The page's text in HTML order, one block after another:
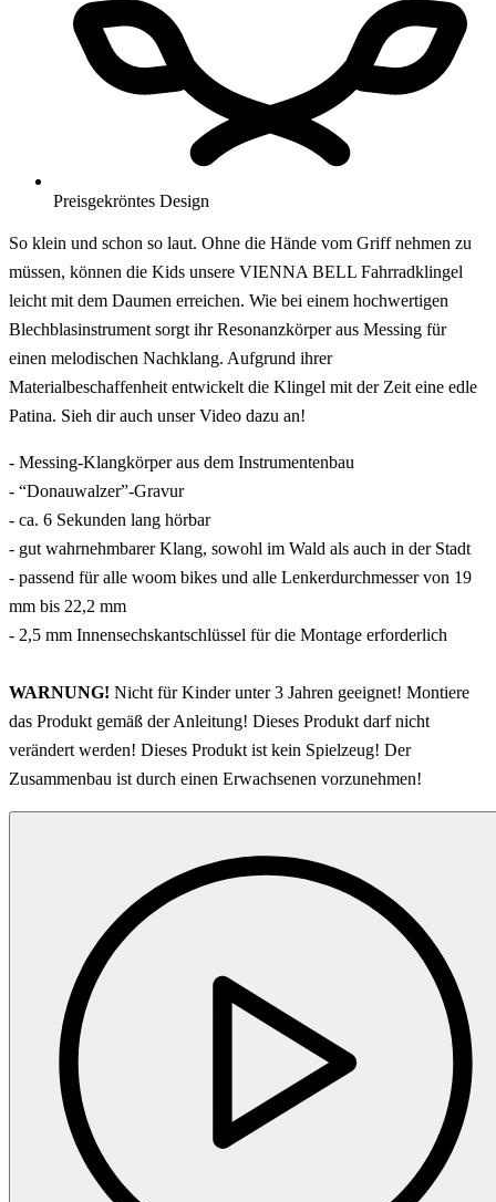
Preisgekröntes Design
So klein und schon so laut. Ohne die Hände vom Griff nehmen zu
müssen, können die Kids unsere VIENNA BELL Fahrradklingel
leicht mit dem Daumen erreichen. Wie bei einem hochwertigen
Blechblasinstrument sorgt ihr Resonanzkörper aus Messing für
einen melodischen Nachklang. Aufgrund ihrer
Materialbeschaffenheit entwickelt die Klingel mit der Zeit eine edle
Patina. Sieh dir auch unser Video dazu an!
- Messing-Klangkörper aus dem Instrumentenbau
- “Donauwalzer”-Gravur
- ca. 6 Sekunden lang hörbar
- gut wahrnehmbarer Klang, sowohl im Wald als auch in der Stadt
- passend für alle woom bikes und alle Lenkerdurchmesser von 19
mm bis 22,2 mm
- 2,5 mm Innensechskantschlüssel für die Montage erforderlich
WARNUNG! Nicht für Kinder unter 3 Jahren geeignet! Montiere
das Produkt gemäß der Anleitung! Dieses Produkt darf nicht
verändert werden! Dieses Produkt ist kein Spielzeug! Der
Zusammenbau ist durch einen Erwachsenen vorzunehmen!